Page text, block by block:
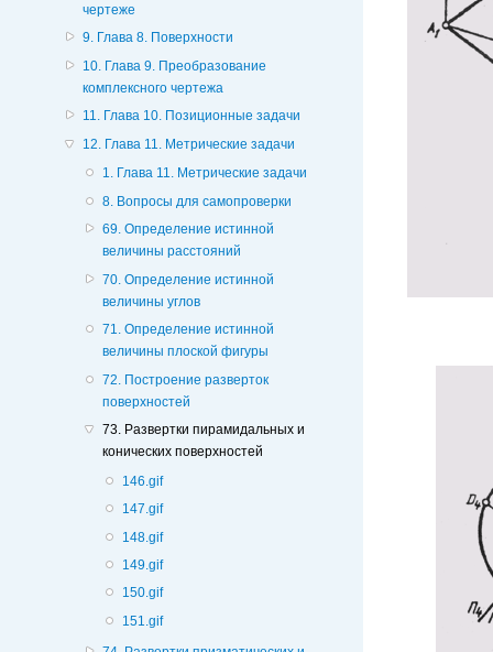
чертеже
9. Глава 8. Поверхности
10. Глава 9. Преобразование
комплексного чертежа
11. Глава 10. Позиционные задачи
12. Глава 11. Метрические задачи
1. Глава 11. Метрические задачи
8. Вопросы для самопроверки
69. Определение истинной
величины расстояний
70. Определение истинной
величины углов
71. Определение истинной
величины плоской фигуры
72. Построение разверток
поверхностей
73. Развертки пирамидальных и
конических поверхностей
146.gif
147.gif
148.gif
149.gif
150.gif
151.gif